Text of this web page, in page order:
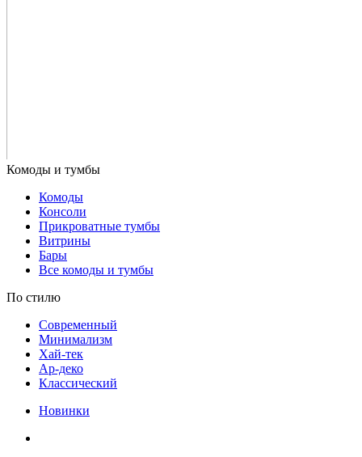
Комоды
Консоли
Прикроватные тумбы
Витрины
Бары